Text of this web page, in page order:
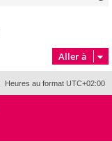
Aller à
Heures au format UTC+02:00